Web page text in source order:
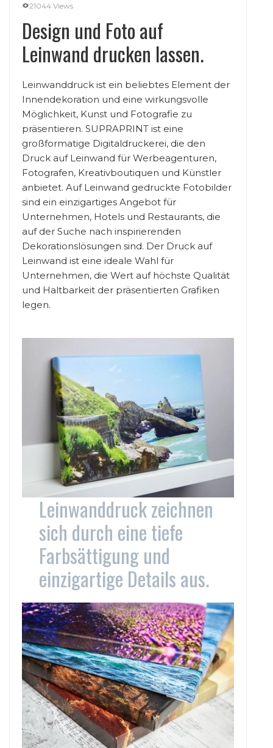
21044 Views
Design und Foto auf
Leinwand drucken lassen.
Leinwanddruck ist ein beliebtes Element der
Innendekoration und eine wirkungsvolle
Möglichkeit, Kunst und Fotografie zu
präsentieren. SUPRAPRINT ist eine
großformatige Digitaldruckerei, die den
Druck auf Leinwand für Werbeagenturen,
Fotografen, Kreativboutiquen und Künstler
anbietet. Auf Leinwand gedruckte Fotobilder
sind ein einzigartiges Angebot für
Unternehmen, Hotels und Restaurants, die
auf der Suche nach inspirierenden
Dekorationslösungen sind. Der Druck auf
Leinwand ist eine ideale Wahl für
Unternehmen, die Wert auf höchste Qualität
und Haltbarkeit der präsentierten Grafiken
legen.
Leinwanddruck zeichnen
sich durch eine tiefe
Farbsättigung und
einzigartige Details aus.